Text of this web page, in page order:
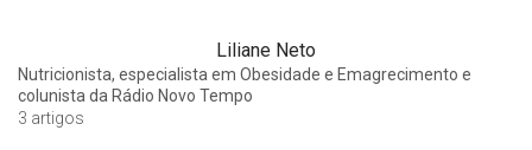
Liliane Neto
Nutricionista, especialista em Obesidade e Emagrecimento e
colunista da Rádio Novo Tempo
3 artigos